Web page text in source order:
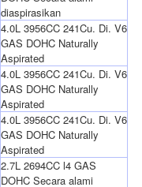
diaspirasikan
4.0L 3956CC 241Cu. Di. V6
GAS DOHC Naturally
Aspirated
4.0L 3956CC 241Cu. Di. V6
GAS DOHC Naturally
Aspirated
4.0L 3956CC 241Cu. Di. V6
GAS DOHC Naturally
Aspirated
2.7L 2694CC l4 GAS
DOHC Secara alami